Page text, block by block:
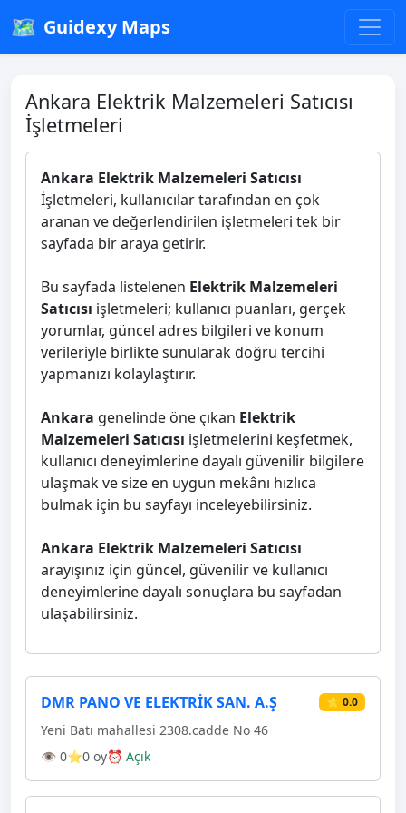
🗺️ Guidexy Maps
Ankara Elektrik Malzemeleri Satıcısı
İşletmeleri
Ankara Elektrik Malzemeleri Satıcısı
İşletmeleri, kullanıcılar tarafından en çok
aranan ve değerlendirilen işletmeleri tek bir
sayfada bir araya getirir.
Bu sayfada listelenen Elektrik Malzemeleri
Satıcısı işletmeleri; kullanıcı puanları, gerçek
yorumlar, güncel adres bilgileri ve konum
verileriyle birlikte sunularak doğru tercihi
yapmanızı kolaylaştırır.
Ankara genelinde öne çıkan Elektrik
Malzemeleri Satıcısı işletmelerini keşfetmek,
kullanıcı deneyimlerine dayalı güvenilir bilgilere
ulaşmak ve size en uygun mekânı hızlıca
bulmak için bu sayfayı inceleyebilirsiniz.
Ankara Elektrik Malzemeleri Satıcısı
arayışınız için güncel, güvenilir ve kullanıcı
deneyimlerine dayalı sonuçlara bu sayfadan
ulaşabilirsiniz.
DMR PANO VE ELEKTRİK SAN. A.Ş ⭐ 0.0
Yeni Batı mahallesi 2308.cadde No 46
👁 0⭐0 oy⏰ Açık